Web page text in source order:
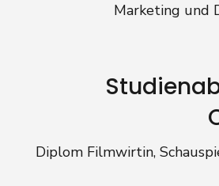
Marketing und
Diplom Filmwirtin,